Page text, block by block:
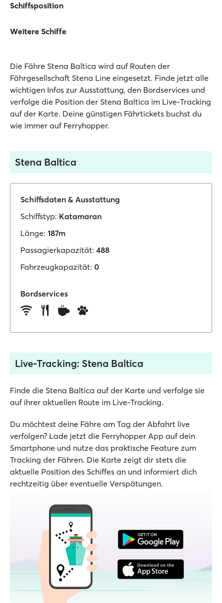
Schiffsposition
Weitere Schiffe
Die Fähre Stena Baltica wird auf Routen der
Fährgesellschaft Stena Line eingesetzt. Finde jetzt alle
wichtigen Infos zur Ausstattung, den Bordservices und
verfolge die Position der Stena Baltica im Live-Tracking
auf der Karte. Deine günstigen Fährtickets buchst du
wie immer auf Ferryhopper.
Stena Baltica
Schiffsdaten & Ausstattung
Schiffstyp: Katamaran
Länge: 187m
Passagierkapazität: 488
Fahrzeugkapazität: 0
Bordservices
Live-Tracking: Stena Baltica
Finde die Stena Baltica auf der Karte und verfolge sie
auf ihrer aktuellen Route im Live-Tracking.
Du möchtest deine Fähre am Tag der Abfahrt live
verfolgen? Lade jetzt die Ferryhopper App auf dein
Smartphone und nutze das praktische Feature zum
Tracking der Fähren. Die Karte zeigt dir stets die
aktuelle Position des Schiffes an und informiert dich
rechtzeitig über eventuelle Verspätungen.